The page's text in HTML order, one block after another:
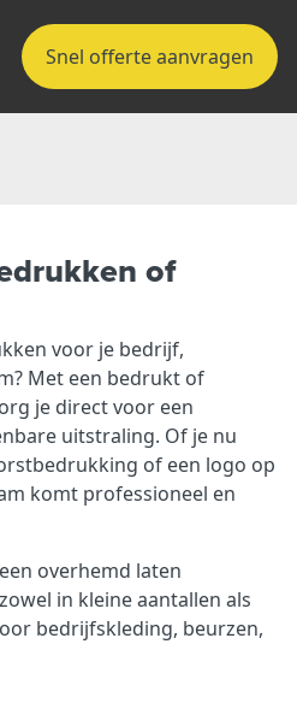
Snel offerte aanvragen
of
voor je bedrijf,
Met een bedrukt of
je direct voor een
uitstraling. Of je nu
of een logo op
komt professioneel en
overhemd laten
in kleine aantallen als
bedrijfskleding, beurzen,